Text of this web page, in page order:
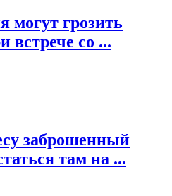
могут грозить
встрече со ...
заброшенный
там на ...